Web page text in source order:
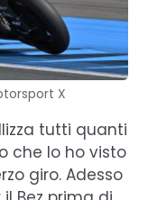
X
tutti quanti
che lo ho visto
giro. Adesso